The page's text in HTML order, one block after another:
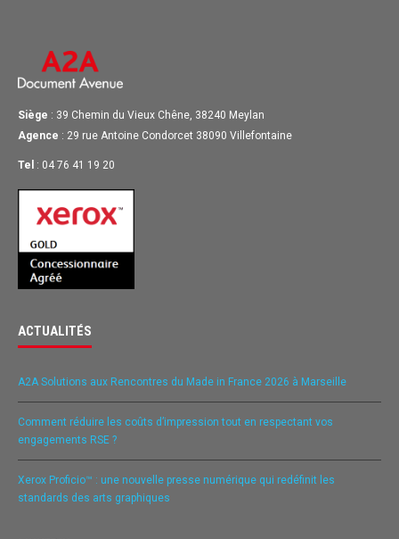
Siège : 39 Chemin du Vieux Chêne, 38240 Meylan
Agence : 29 rue Antoine Condorcet 38090 Villefontaine
Tel : 04 76 41 19 20
ACTUALITÉS
A2A Solutions aux Rencontres du Made in France 2026 à Marseille
Comment réduire les coûts d’impression tout en respectant vos
engagements RSE ?
Xerox Proficio™ : une nouvelle presse numérique qui redéfinit les
standards des arts graphiques